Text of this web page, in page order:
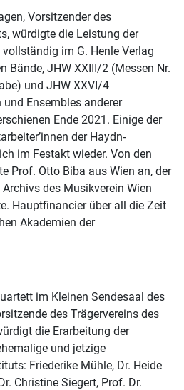
Vorsitzender des
würdigte die Leistung der
im G. Henle Verlag
Bände, JHW XXIII/2 (Messen Nr.
und JHW XXVI/4
Ensembles anderer
Ende 2021. Einige der
der Haydn-
im Festakt wieder. Von den
Prof. Otto Biba aus Wien an, der
des Musikverein Wien
Hauptfinancier über all die Zeit
Akademien der
im Kleinen Sendesaal des
des Trägervereins des
die Erarbeitung der
und jetzige
Friederike Mühle, Dr. Heide
Christine Siegert, Prof. Dr.